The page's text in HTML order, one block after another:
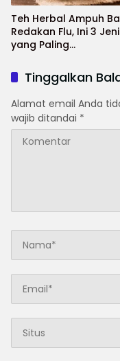
Teh Herbal Ampuh
Redakan Flu, Ini 3
yang Paling
Tinggalkan
Alamat email Anda
wajib ditandai *